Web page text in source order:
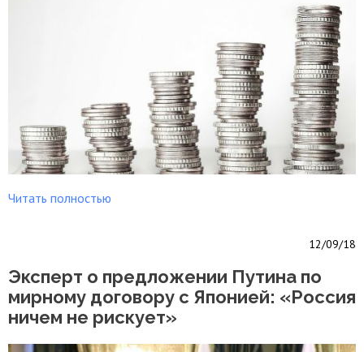
Читать полностью
12/09/18
Эксперт о предложении Путина по
мирному договору с Японией: «Россия
ничем не рискует»